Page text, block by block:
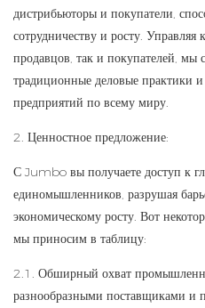
дистрибьюторы и покупатели,
сотрудничеству и росту. Управляя
продавцов, так и покупателей, мы
традиционные деловые практики
предприятий по всему миру.
2. Ценностное предложение:
С Jumbo вы получаете доступ к
единомышленников, разрушая
экономическому росту. Вот
мы приносим в таблицу:
2.1. Обширный охват
разнообразными поставщиками и